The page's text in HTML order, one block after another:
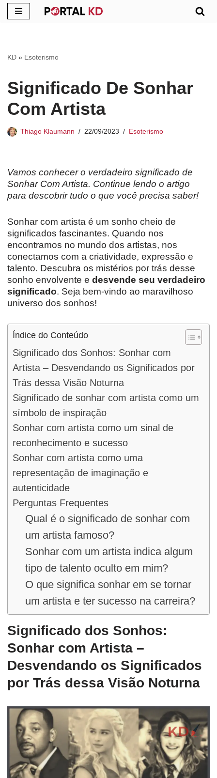
conteúdo
KD » Esoterismo
Significado De Sonhar
Com Artista
Thiago Klaumann 22/09/2023 Esoterismo
Vamos conhecer o verdadeiro significado de
Sonhar Com Artista. Continue lendo o artigo
para descobrir tudo o que você precisa saber!
Sonhar com artista é um sonho cheio de
significados fascinantes. Quando nos
encontramos no mundo dos artistas, nos
conectamos com a criatividade, expressão e
talento. Descubra os mistérios por trás desse
sonho envolvente e desvende seu verdadeiro
significado. Seja bem-vindo ao maravilhoso
universo dos sonhos!
Índice do Conteúdo
Significado dos Sonhos: Sonhar com
Artista – Desvendando os Significados por
Trás dessa Visão Noturna
Significado de sonhar com artista como um
símbolo de inspiração
Sonhar com artista como um sinal de
reconhecimento e sucesso
Sonhar com artista como uma
representação de imaginação e
autenticidade
Perguntas Frequentes
Qual é o significado de sonhar com
um artista famoso?
Sonhar com um artista indica algum
tipo de talento oculto em mim?
O que significa sonhar em se tornar
um artista e ter sucesso na carreira?
Significado dos Sonhos:
Sonhar com Artista –
Desvendando os Significados
por Trás dessa Visão Noturna